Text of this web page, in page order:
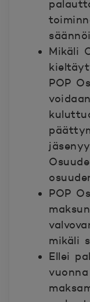
Mikäli
POP
POP
mikäli
Ellei